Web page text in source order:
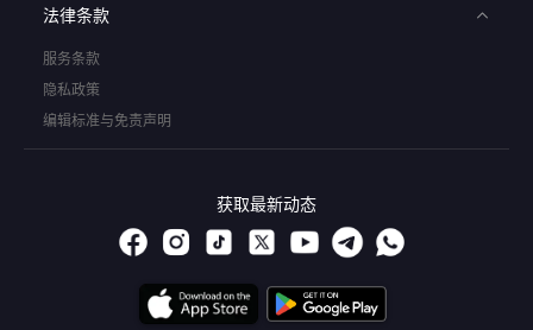
法律条款
服务条款
隐私政策
编辑标准与免责声明
获取最新动态